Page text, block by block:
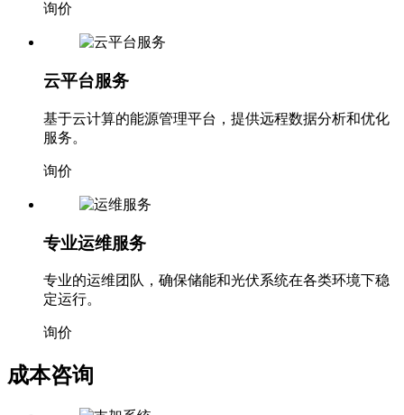
询价
云平台服务
基于云计算的能源管理平台，提供远程数据分析和优化
服务。
询价
专业运维服务
专业的运维团队，确保储能和光伏系统在各类环境下稳
定运行。
询价
成本咨询